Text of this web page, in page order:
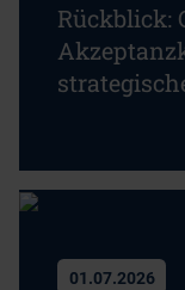
Rückblick:
01.07.2026